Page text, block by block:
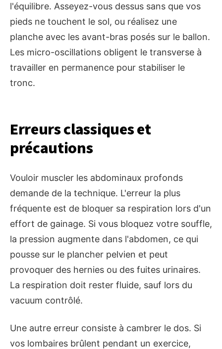
l'équilibre. Asseyez-vous dessus sans que vos
pieds ne touchent le sol, ou réalisez une
planche avec les avant-bras posés sur le ballon.
Les micro-oscillations obligent le transverse à
travailler en permanence pour stabiliser le
tronc.
Erreurs classiques et
précautions
Vouloir muscler les abdominaux profonds
demande de la technique. L'erreur la plus
fréquente est de bloquer sa respiration lors d'un
effort de gainage. Si vous bloquez votre souffle,
la pression augmente dans l'abdomen, ce qui
pousse sur le plancher pelvien et peut
provoquer des hernies ou des fuites urinaires.
La respiration doit rester fluide, sauf lors du
vacuum contrôlé.
Une autre erreur consiste à cambrer le dos. Si
vos lombaires brûlent pendant un exercice,